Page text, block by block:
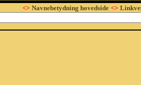
<> Navnebetydning hovedside <>